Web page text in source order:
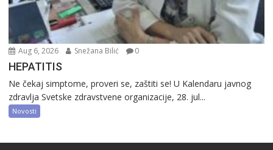
Aug 6, 2026 Snežana Bilić 0
HEPATITIS
Ne čekaj simptome, proveri se, zaštiti se! U Kalendaru javnog
zdravlja Svetske zdravstvene organizacije, 28. jul...
Novosti